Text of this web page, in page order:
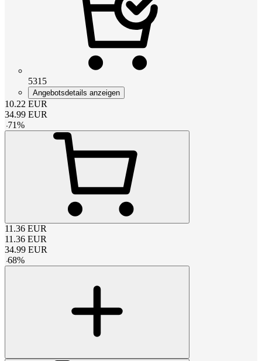
5315
Angebotsdetails anzeigen
10.22 EUR
34.99 EUR
-71%
11.36 EUR
11.36 EUR
34.99 EUR
-68%